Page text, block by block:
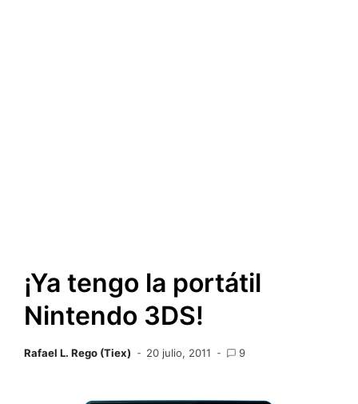
¡Ya tengo la portátil
Nintendo 3DS!
Rafael L. Rego (Tiex) 20 julio, 2011 9